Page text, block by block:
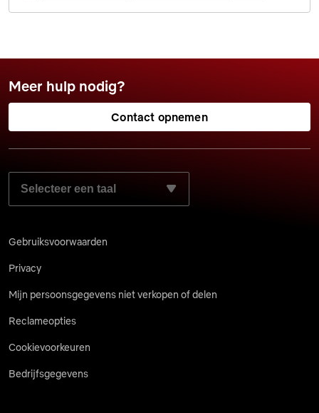
Meer hulp nodig?
Contact opnemen
SELECTEER JE VOORKEURSTAAL:
Gebruiksvoorwaarden
Privacy
Mijn persoonsgegevens niet verkopen of delen
Reclameopties
Cookievoorkeuren
Bedrijfsgegevens